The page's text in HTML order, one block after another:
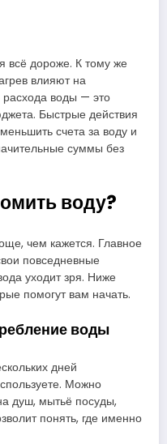
всё дороже. К тому же
влияют на
воды — это
Быстрые действия
счета за воду и
суммы без
воду?
чем кажется. Главное
повседневные
уходит зря. Ниже
помогут вам начать.
воды
дней
Можно
душ, мытьё посуды,
понять, где именно